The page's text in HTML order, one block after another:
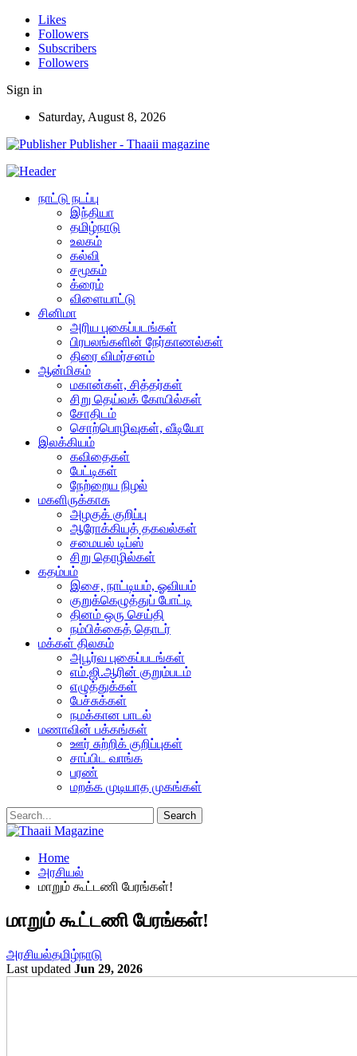
Likes
Followers
Subscribers
Followers
Sign in
Saturday, August 8, 2026
Publisher - Thaaii magazine
நாட்டு நடப்பு
இந்தியா
தமிழ்நாடு
உலகம்
கல்வி
சமூகம்
க்ரைம்
விளையாட்டு
சினிமா
அரிய புகைப்படங்கள்
பிரபலங்களின் நேர்காணல்கள்
திரை விமர்சனம்
ஆன்மிகம்
மகான்கள், சித்தர்கள்
சிறு தெய்வக் கோயில்கள்
சோதிடம்
சொற்பொழிவுகள், வீடியோ
இலக்கியம்
கவிதைகள்
பேட்டிகள்
நேற்றைய நிழல்
மகளிருக்காக
அழகுக் குறிப்பு
ஆரோக்கியத் தகவல்கள்
சமையல் டிப்ஸ்
சிறு தொழில்கள்
கதம்பம்
இசை, நாட்டியம், ஓவியம்
குறுக்கெழுத்துப் போட்டி
தினம் ஒரு செய்தி
நம்பிக்கைத் தொடர்
மக்கள் திலகம்
அபூர்வ புகைப்படங்கள்
எம்.ஜி.ஆரின் குறும்படம்
எழுத்துக்கள்
பேச்சுக்கள்
நமக்கான பாடல்
மணாவின் பக்கங்கள்
ஊர் சுற்றிக் குறிப்புகள்
சாப்பிட வாங்க
பரண்
மறக்க முடியாத முகங்கள்
Home
அரசியல்
மாறும் கூட்டணி பேரங்கள்!
மாறும் கூட்டணி பேரங்கள்!
அரசியல்தமிழ்நாடு
Last updated Jun 29, 2026